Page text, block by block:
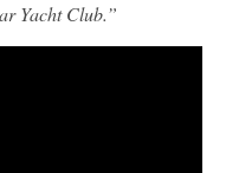
Yacht Club.”